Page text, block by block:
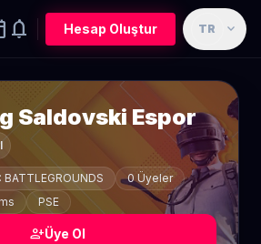
notifications Hesap Oluştur TR expand_more
Saldovski Espor
BATTLEGROUNDS
0 Üyeler
PSE
person_addÜye Ol